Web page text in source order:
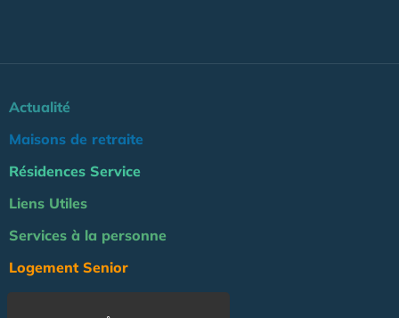
Actualité
Maisons de retraite
Résidences Service
Liens Utiles
Services à la personne
Logement Senior